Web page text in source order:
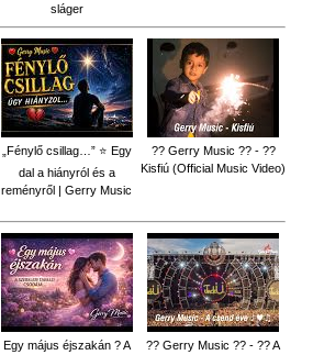
sláger
„Fénylő csillag…” ⭐ Egy
dal a hiányról és a
reményről | Gerry Music
?? Gerry Music ?? - ??
Kisfiú (Official Music Video)
Egy május éjszakán ? A
?? Gerry Music ?? - ?? A